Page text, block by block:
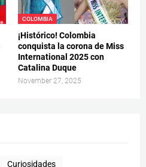
COLOMBIA
¡Histórico! Colombia
conquista la corona de Miss
International 2025 con
Catalina Duque
November 27, 2025
Curiosidades